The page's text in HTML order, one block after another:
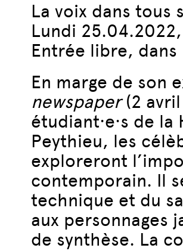
La voix dans tous
Lundi
Entrée libre,
En marge de son
newspaper(2 avril
étudiant·e·s de
Peythieu, les
exploreront
contemporain. Il
technique et du
aux personnages
de synthèse. La